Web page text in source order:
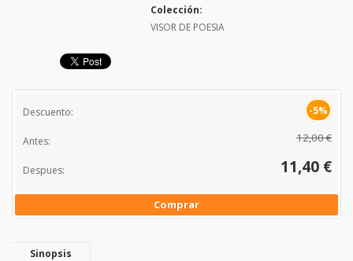
Colección:
VISOR DE POESIA
Descuento: -5%
Antes: 12,00 €
Despues: 11,40 €
Comprar
Sinopsis